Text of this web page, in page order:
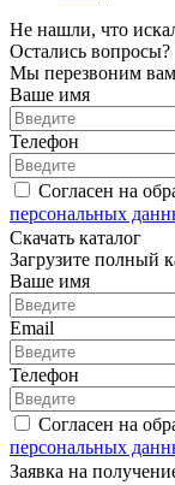
Не нашли, что
Остались вопросы?
Мы перезвоним
Ваше имя
Телефон
Согласен на
персональных
Скачать каталог
Загрузите полный
Ваше имя
Email
Телефон
Согласен на
персональных
Заявка на